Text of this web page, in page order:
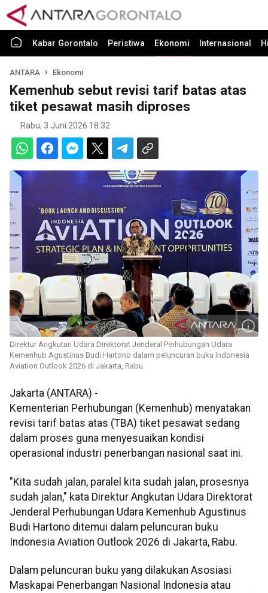
Kabar Gorontalo Peristiwa Ekonomi Internasional
ANTARA Ekonomi
Kemenhub sebut revisi tarif batas atas
tiket pesawat masih diproses
Rabu, 3 Juni 2026 18:32
Direktur Angkutan Udara Direktorat Jenderal Perhubungan Udara
Kemenhub Agustinus Budi Hartono dalam peluncuran buku Indonesia
Aviation Outlook 2026 di Jakarta, Rabu.
Jakarta (ANTARA) -
Kementerian Perhubungan (Kemenhub) menyatakan
revisi tarif batas atas (TBA) tiket pesawat sedang
dalam proses guna menyesuaikan kondisi
operasional industri penerbangan nasional saat ini.
"Kita sudah jalan, paralel kita sudah jalan, prosesnya
sudah jalan," kata Direktur Angkutan Udara Direktorat
Jenderal Perhubungan Udara Kemenhub Agustinus
Budi Hartono ditemui dalam peluncuran buku
Indonesia Aviation Outlook 2026 di Jakarta, Rabu.
Dalam peluncuran buku yang dilakukan Asosiasi
Maskapai Penerbangan Nasional Indonesia atau